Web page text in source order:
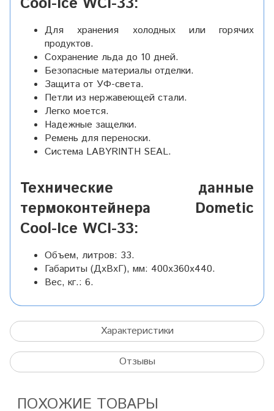
Для хранения холодных или горячих
продуктов.
Сохранение льда до 10 дней.
Безопасные материалы отделки.
Защита от УФ-света.
Петли из нержавеющей стали.
Легко моется.
Надежные защелки.
Ремень для переноски.
Система LABYRINTH SEAL.
Технические данные
термоконтейнера Dometic
Cool-Ice WCI-33:
Объем, литров: 33.
Габариты (ДхВхГ), мм: 400х360х440.
Вес, кг.: 6.
Характеристики
Отзывы
ПОХОЖИЕ ТОВАРЫ